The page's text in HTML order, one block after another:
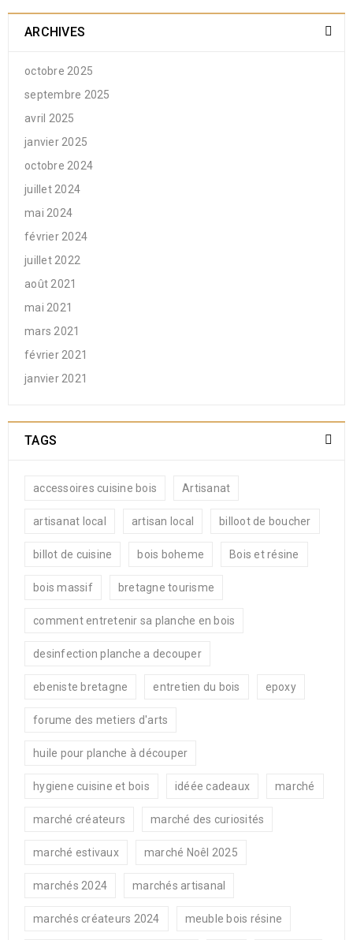
ARCHIVES
octobre 2025
septembre 2025
avril 2025
janvier 2025
octobre 2024
juillet 2024
mai 2024
février 2024
juillet 2022
août 2021
mai 2021
mars 2021
février 2021
janvier 2021
TAGS
accessoires cuisine bois Artisanat
artisanat local artisan local billoot de boucher
billot de cuisine bois boheme Bois et résine
bois massif bretagne tourisme
comment entretenir sa planche en bois
desinfection planche a decouper
ebeniste bretagne entretien du bois epoxy
forume des metiers d'arts
huile pour planche à découper
hygiene cuisine et bois idéée cadeaux marché
marché créateurs marché des curiosités
marché estivaux marché Noêl 2025
marchés 2024 marchés artisanal
marchés créateurs 2024 meuble bois résine